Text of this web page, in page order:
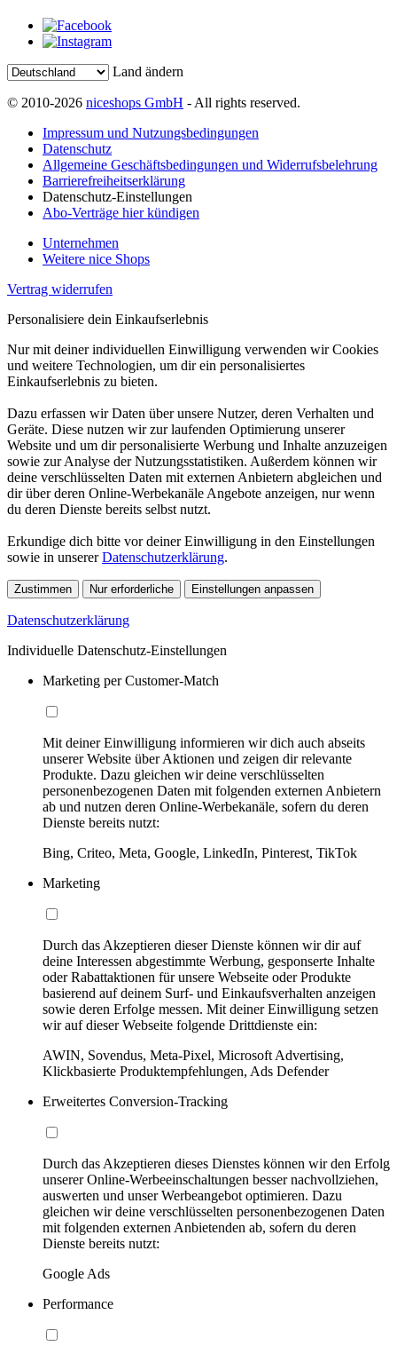
Land ändern
© 2010-2026 niceshops GmbH - All rights reserved.
Impressum und Nutzungsbedingungen
Datenschutz
Allgemeine Geschäftsbedingungen und Widerrufsbelehrung
Barrierefreiheitserklärung
Datenschutz-Einstellungen
Abo-Verträge hier kündigen
Unternehmen
Weitere nice Shops
Vertrag widerrufen
Personalisiere dein Einkaufserlebnis
Nur mit deiner individuellen Einwilligung verwenden wir Cookies
und weitere Technologien, um dir ein personalisiertes
Einkaufserlebnis zu bieten.
Dazu erfassen wir Daten über unsere Nutzer, deren Verhalten und
Geräte. Diese nutzen wir zur laufenden Optimierung unserer
Website und um dir personalisierte Werbung und Inhalte anzuzeigen
sowie zur Analyse der Nutzungsstatistiken. Außerdem können wir
deine verschlüsselten Daten mit externen Anbietern abgleichen und
dir über deren Online-Werbekanäle Angebote anzeigen, nur wenn
du deren Dienste bereits selbst nutzt.
Erkundige dich bitte vor deiner Einwilligung in den Einstellungen
sowie in unsererDatenschutzerklärung.
Zustimmen Nur erforderliche Einstellungen anpassen
Datenschutzerklärung
Individuelle Datenschutz-Einstellungen
Marketing per Customer-Match
Mit deiner Einwilligung informieren wir dich auch abseits
unserer Website über Aktionen und zeigen dir relevante
Produkte. Dazu gleichen wir deine verschlüsselten
personenbezogenen Daten mit folgenden externen Anbietern
ab und nutzen deren Online-Werbekanäle, sofern du deren
Dienste bereits nutzt:
Bing, Criteo, Meta, Google, LinkedIn, Pinterest, TikTok
Marketing
Durch das Akzeptieren dieser Dienste können wir dir auf
deine Interessen abgestimmte Werbung, gesponserte Inhalte
oder Rabattaktionen für unsere Webseite oder Produkte
basierend auf deinem Surf- und Einkaufsverhalten anzeigen
sowie deren Erfolge messen. Mit deiner Einwilligung setzen
wir auf dieser Webseite folgende Drittdienste ein:
AWIN, Sovendus, Meta-Pixel, Microsoft Advertising,
Klickbasierte Produktempfehlungen, Ads Defender
Erweitertes Conversion-Tracking
Durch das Akzeptieren dieses Dienstes können wir den Erfolg
unserer Online-Werbeeinschaltungen besser nachvollziehen,
auswerten und unser Werbeangebot optimieren. Dazu
gleichen wir deine verschlüsselten personenbezogenen Daten
mit folgenden externen Anbietenden ab, sofern du deren
Dienste bereits nutzt:
Google Ads
Performance